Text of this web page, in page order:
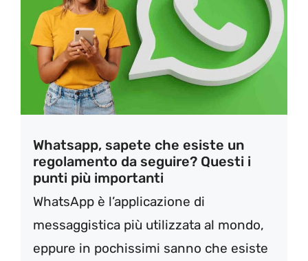
Whatsapp, sapete che esiste un
regolamento da seguire? Questi i
punti più importanti
WhatsApp è l’applicazione di
messaggistica più utilizzata al mondo,
eppure in pochissimi sanno che esiste